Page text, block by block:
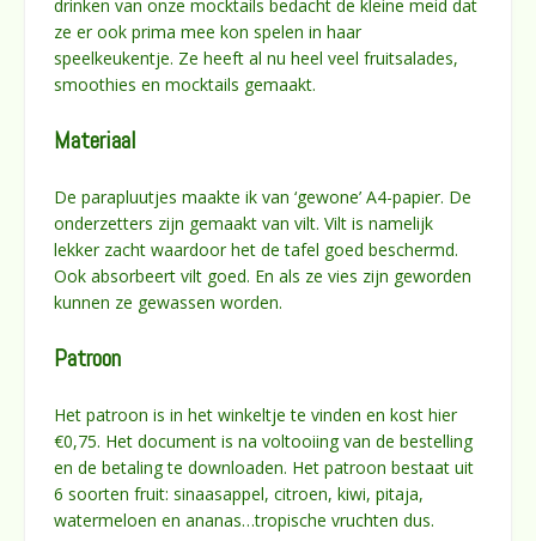
drinken van onze mocktails bedacht de kleine meid dat
ze er ook prima mee kon spelen in haar
speelkeukentje. Ze heeft al nu heel veel fruitsalades,
smoothies en mocktails gemaakt.
Materiaal
De parapluutjes maakte ik van ‘gewone’ A4-papier. De
onderzetters zijn gemaakt van vilt. Vilt is namelijk
lekker zacht waardoor het de tafel goed beschermd.
Ook absorbeert vilt goed. En als ze vies zijn geworden
kunnen ze gewassen worden.
Patroon
Het patroon is in het winkeltje te vinden en kost hier
€0,75. Het document is na voltooiing van de bestelling
en de betaling te downloaden. Het patroon bestaat uit
6 soorten fruit: sinaasappel, citroen, kiwi, pitaja,
watermeloen en ananas…tropische vruchten dus.